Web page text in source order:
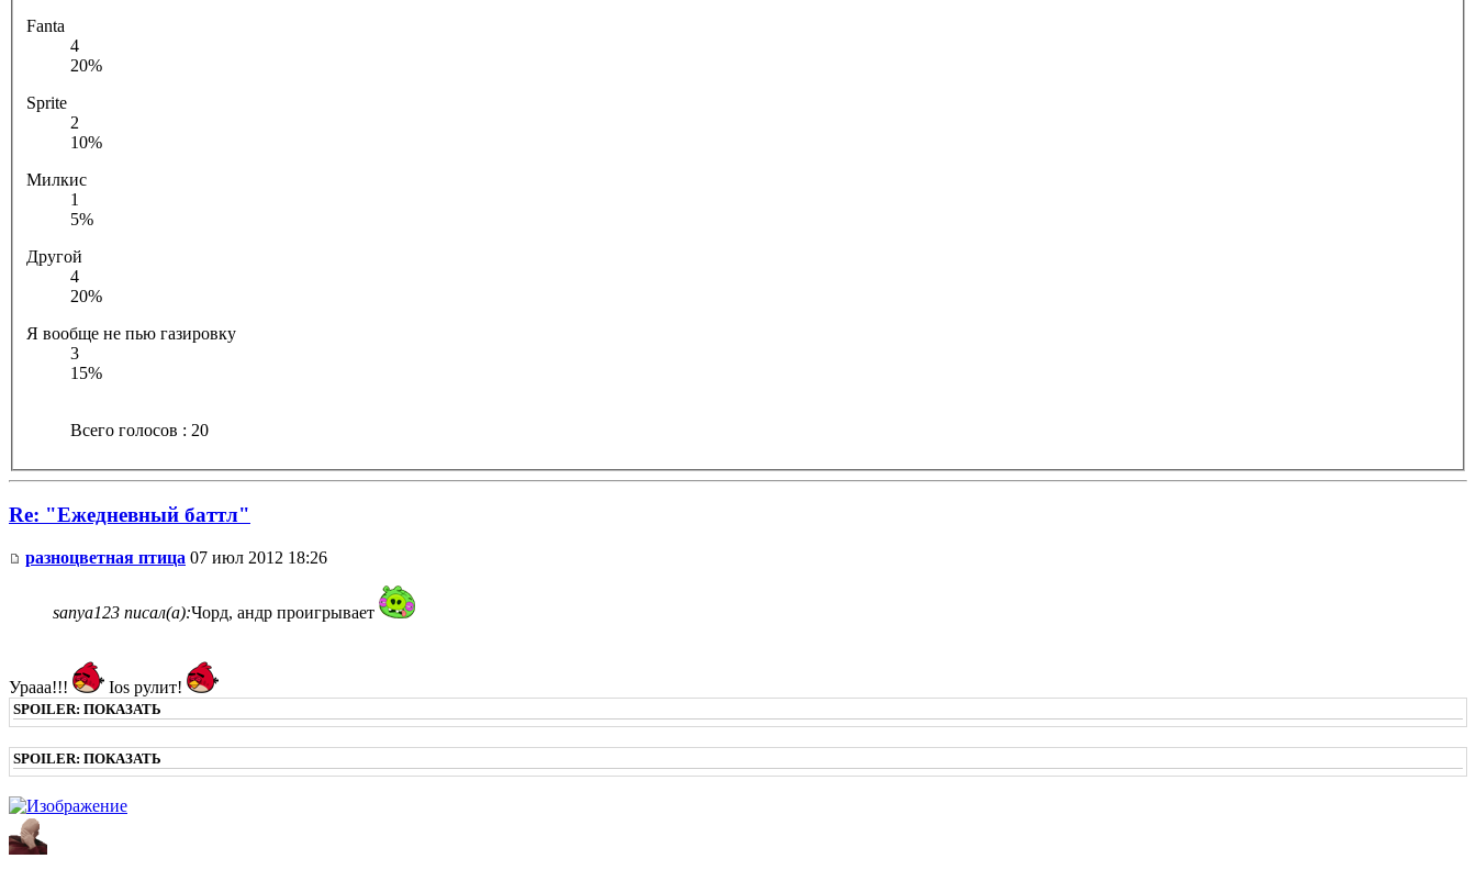
Fanta
4
20%
Sprite
2
10%
Милкис
1
5%
Другой
4
20%
Я вообще не пью газировку
3
15%
Всего голосов : 20
Re: "Ежедневный баттл"
разноцветная птица 07 июл 2012 18:26
sanya123 писал(а):Чорд, андр проигрывает
Урааа!!! Ios рулит!
SPOILER: ПОКАЗАТЬ
SPOILER: ПОКАЗАТЬ